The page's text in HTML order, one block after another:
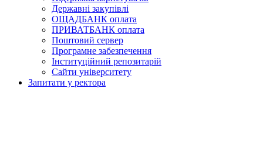
Державні закупівлі
ОЩАДБАНК оплата
ПРИВАТБАНК оплата
Поштовий сервер
Програмне забезпечення
Інституційний репозитарій
Сайти університету
Запитати у ректора